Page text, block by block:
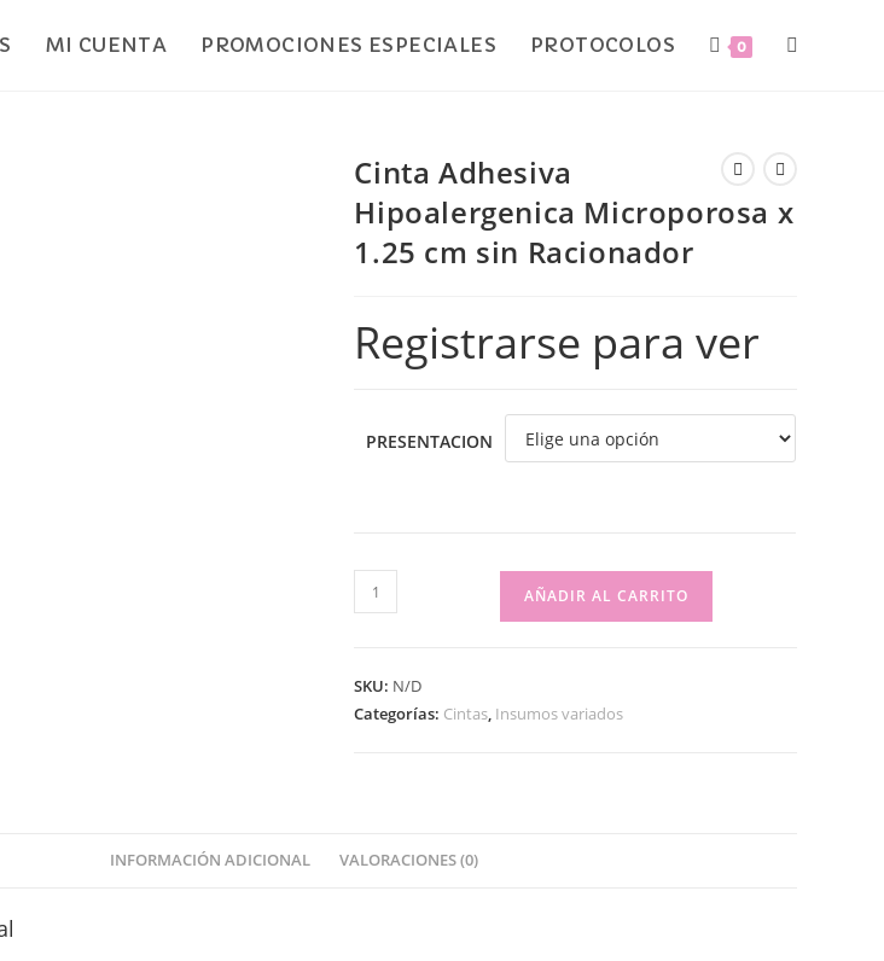
MI CUENTA PROMOCIONES ESPECIALES PROTOCOLOS 0
Cinta Adhesiva
Hipoalergenica Microporosa x
1.25 cm sin Racionador
Registrarse para ver
PRESENTACION
AÑADIR AL CARRITO
SKU: N/D
Categorías: Cintas, Insumos variados
INFORMACIÓN ADICIONAL VALORACIONES (0)